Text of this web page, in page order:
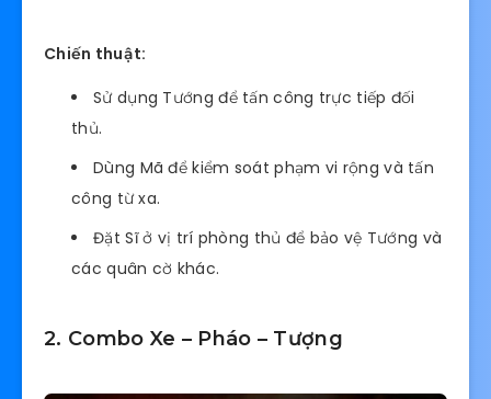
Chiến thuật:
Sử dụng Tướng để tấn công trực tiếp đối
thủ.
Dùng Mã để kiểm soát phạm vi rộng và tấn
công từ xa.
Đặt Sĩ ở vị trí phòng thủ để bảo vệ Tướng và
các quân cờ khác.
2. Combo Xe – Pháo – Tượng